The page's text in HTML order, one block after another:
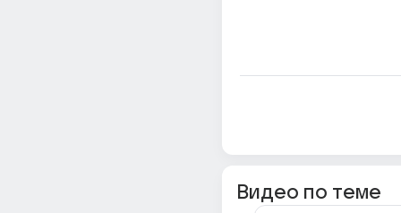
Видео по теме